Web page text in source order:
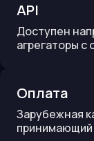
API
Доступен
агрегаторы с
Оплата
Зарубежная
принимающий